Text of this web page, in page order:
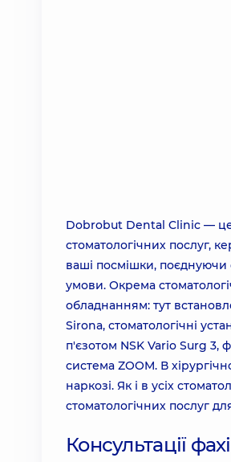
Dobrobut Dental Clinic — це
стоматологічних послуг,
ваші посмішки, поєднуючи
умови. Окрема
обладнанням: тут
Sirona, стоматологічні
п'єзотом NSK Vario Surg 3,
система ZOOM. В
наркозі. Як і в усіх
стоматологічних послуг
Консультації